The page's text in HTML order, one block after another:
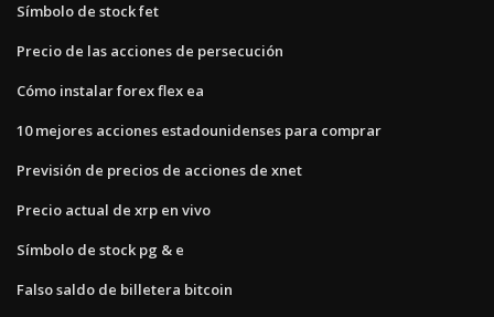
Símbolo de stock fet
Precio de las acciones de persecución
Cómo instalar forex flex ea
10 mejores acciones estadounidenses para comprar
Previsión de precios de acciones de xnet
Precio actual de xrp en vivo
Símbolo de stock pg & e
Falso saldo de billetera bitcoin